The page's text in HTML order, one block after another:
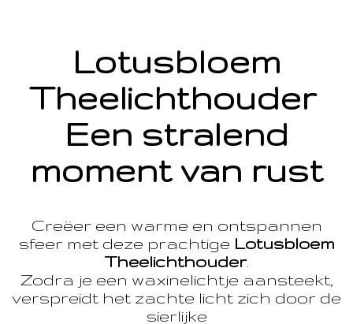
Lotusbloem
Theelichthouder
Een stralend
moment van rust
Creëer een warme en ontspannen
sfeer met deze prachtige Lotusbloem
Theelichthouder.
Zodra je een waxinelichtje aansteekt,
verspreidt het zachte licht zich door de
sierlijke